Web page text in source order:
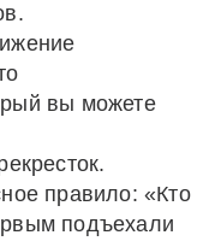
вы можете
правило: «Кто
подъехали